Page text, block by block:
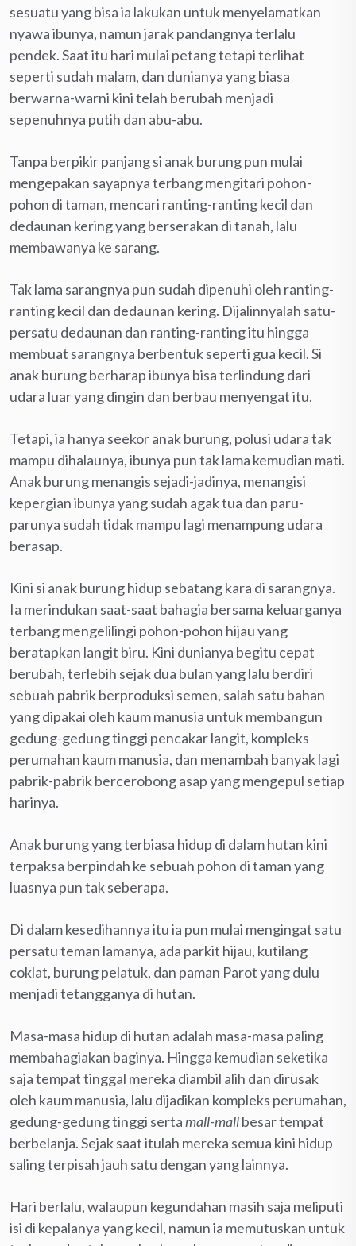
sesuatu yang bisa ia lakukan untuk menyelamatkan
nyawa ibunya, namun jarak pandangnya terlalu
pendek. Saat itu hari mulai petang tetapi terlihat
seperti sudah malam, dan dunianya yang biasa
berwarna-warni kini telah berubah menjadi
sepenuhnya putih dan abu-abu.
Tanpa berpikir panjang si anak burung pun mulai
mengepakan sayapnya terbang mengitari pohon-
pohon di taman, mencari ranting-ranting kecil dan
dedaunan kering yang berserakan di tanah, lalu
membawanya ke sarang.
Tak lama sarangnya pun sudah dipenuhi oleh ranting-
ranting kecil dan dedaunan kering. Dijalinnyalah satu-
persatu dedaunan dan ranting-ranting itu hingga
membuat sarangnya berbentuk seperti gua kecil. Si
anak burung berharap ibunya bisa terlindung dari
udara luar yang dingin dan berbau menyengat itu.
Tetapi, ia hanya seekor anak burung, polusi udara tak
mampu dihalaunya, ibunya pun tak lama kemudian mati.
Anak burung menangis sejadi-jadinya, menangisi
kepergian ibunya yang sudah agak tua dan paru-
parunya sudah tidak mampu lagi menampung udara
berasap.
Kini si anak burung hidup sebatang kara di sarangnya.
Ia merindukan saat-saat bahagia bersama keluarganya
terbang mengelilingi pohon-pohon hijau yang
beratapkan langit biru. Kini dunianya begitu cepat
berubah, terlebih sejak dua bulan yang lalu berdiri
sebuah pabrik berproduksi semen, salah satu bahan
yang dipakai oleh kaum manusia untuk membangun
gedung-gedung tinggi pencakar langit, kompleks
perumahan kaum manusia, dan menambah banyak lagi
pabrik-pabrik bercerobong asap yang mengepul setiap
harinya.
Anak burung yang terbiasa hidup di dalam hutan kini
terpaksa berpindah ke sebuah pohon di taman yang
luasnya pun tak seberapa.
Di dalam kesedihannya itu ia pun mulai mengingat satu
persatu teman lamanya, ada parkit hijau, kutilang
coklat, burung pelatuk, dan paman Parot yang dulu
menjadi tetangganya di hutan.
Masa-masa hidup di hutan adalah masa-masa paling
membahagiakan baginya. Hingga kemudian seketika
saja tempat tinggal mereka diambil alih dan dirusak
oleh kaum manusia, lalu dijadikan kompleks perumahan,
gedung-gedung tinggi sertamall-mallbesar tempat
berbelanja. Sejak saat itulah mereka semua kini hidup
saling terpisah jauh satu dengan yang lainnya.
Hari berlalu, walaupun kegundahan masih saja meliputi
isi di kepalanya yang kecil, namun ia memutuskan untuk